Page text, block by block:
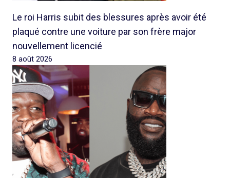
Le roi Harris subit des blessures après avoir été
plaqué contre une voiture par son frère major
nouvellement licencié
8 août 2026